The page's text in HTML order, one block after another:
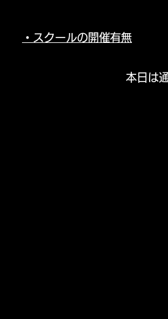
・スクールの開催有無
本日は